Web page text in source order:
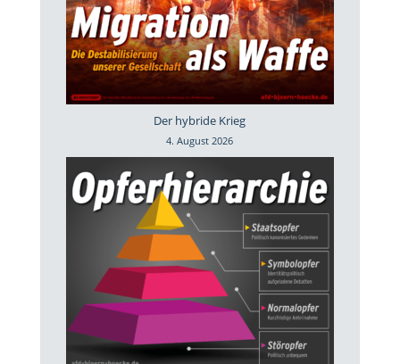
Der hybride Krieg
4. August 2026